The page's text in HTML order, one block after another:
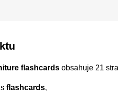
flashcards obsahuje 21
flashcards,